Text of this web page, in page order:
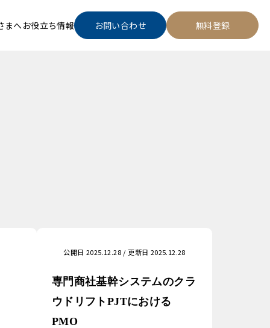
まへお役立ち情報 お問い合わせ 無料登録
公開日 2025.12.28 / 更新日 2025.12.28
専門商社基幹システムのクラ
ウドリフトPJTにおける
PMO